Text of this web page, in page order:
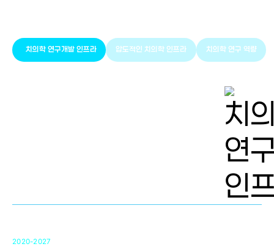
치의학 연구개발 인프라 압도적인 치의학 인프라 치의학 연구 역량
2020-2027